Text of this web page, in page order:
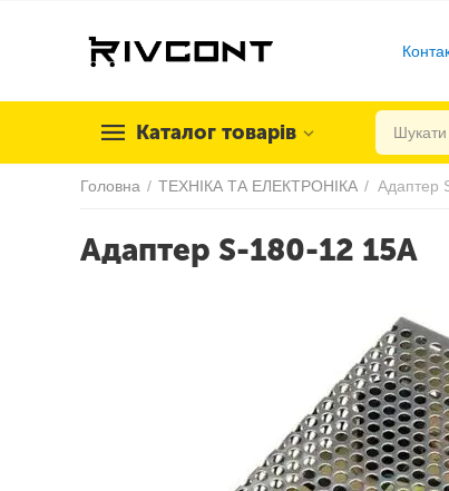
Каталог товарів
Головна / ТЕХНІКА ТА ЕЛЕКТРОНІКА / Адаптер
Адаптер S-180-12 15А